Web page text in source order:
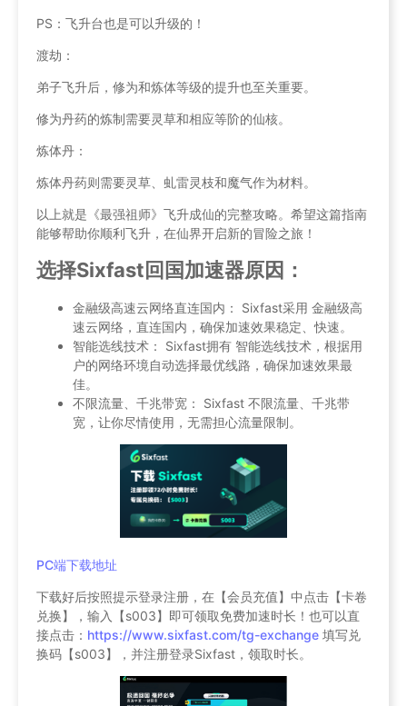
PS：飞升台也是可以升级的！
渡劫：
弟子飞升后，修为和炼体等级的提升也至关重要。
修为丹药的炼制需要灵草和相应等阶的仙核。
炼体丹：
炼体丹药则需要灵草、虬雷灵枝和魔气作为材料。
以上就是《最强祖师》飞升成仙的完整攻略。希望这篇指南
能够帮助你顺利飞升，在仙界开启新的冒险之旅！
选择Sixfast回国加速器原因：
金融级高速云网络直连国内： Sixfast采用 金融级高
速云网络，直连国内，确保加速效果稳定、快速。
智能选线技术： Sixfast拥有 智能选线技术，根据用
户的网络环境自动选择最优线路，确保加速效果最
佳。
不限流量、千兆带宽： Sixfast 不限流量、千兆带
宽，让你尽情使用，无需担心流量限制。
PC端下载地址
下载好后按照提示登录注册，在【会员充值】中点击【卡卷
兑换】，输入【s003】即可领取免费加速时长！也可以直
接点击： https://www.sixfast.com/tg-exchange 填写兑
换码【s003】，并注册登录Sixfast，领取时长。